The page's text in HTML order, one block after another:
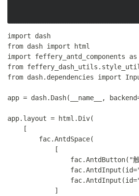
import dash
from dash import html
import feffery_antd_components
from
from dash.dependencies import
app = dash.Dash(__name__,
app.layout = html.Div(
    [
        fac.AntdSpace(
            [
fac.AntdButton("
            ]